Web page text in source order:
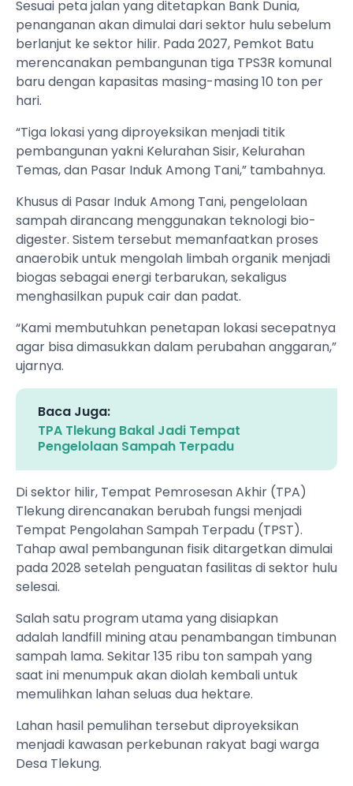
Sesuai peta jalan yang ditetapkan Bank Dunia,
penanganan akan dimulai dari sektor hulu sebelum
berlanjut ke sektor hilir. Pada 2027, Pemkot Batu
merencanakan pembangunan tiga TPS3R komunal
baru dengan kapasitas masing-masing 10 ton per
hari.
“Tiga lokasi yang diproyeksikan menjadi titik
pembangunan yakni Kelurahan Sisir, Kelurahan
Temas, dan Pasar Induk Among Tani,” tambahnya.
Khusus di Pasar Induk Among Tani, pengelolaan
sampah dirancang menggunakan teknologi bio-
digester. Sistem tersebut memanfaatkan proses
anaerobik untuk mengolah limbah organik menjadi
biogas sebagai energi terbarukan, sekaligus
menghasilkan pupuk cair dan padat.
“Kami membutuhkan penetapan lokasi secepatnya
agar bisa dimasukkan dalam perubahan anggaran,”
ujarnya.
Baca Juga:
TPA Tlekung Bakal Jadi Tempat
Pengelolaan Sampah Terpadu
Di sektor hilir, Tempat Pemrosesan Akhir (TPA)
Tlekung direncanakan berubah fungsi menjadi
Tempat Pengolahan Sampah Terpadu (TPST).
Tahap awal pembangunan fisik ditargetkan dimulai
pada 2028 setelah penguatan fasilitas di sektor hulu
selesai.
Salah satu program utama yang disiapkan
adalah landfill mining atau penambangan timbunan
sampah lama. Sekitar 135 ribu ton sampah yang
saat ini menumpuk akan diolah kembali untuk
memulihkan lahan seluas dua hektare.
Lahan hasil pemulihan tersebut diproyeksikan
menjadi kawasan perkebunan rakyat bagi warga
Desa Tlekung.